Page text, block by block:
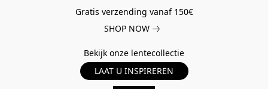
Gratis verzending vanaf 150€
SHOP NOW
Bekijk onze lentecollectie
LAAT U INSPIREREN